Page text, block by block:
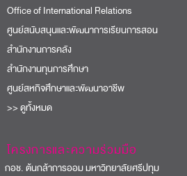
Office of International Relations
ศูนย์สนับสนุนและพัฒนาการเรียนการสอน
สำนักงานการคลัง
สำนักงานทุนการศึกษา
ศูนย์สหกิจศึกษาและพัฒนาอาชีพ
>> ดูทั้งหมด
โครงการและความร่วมมือ
ช. ต้นกล้าการออม มหาวิทยาลัยศรีปทุม